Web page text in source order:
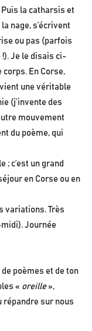
la catharsis et
nage, s’écrivent
ou pas (parfois
!). Je le disais ci-
corps. En Corse,
une véritable
(j’invente des
mouvement
du poème, qui
; c’est un grand
en Corse ou en
variations. Très
Journée
poèmes et de ton
« oreille»,
sur nous